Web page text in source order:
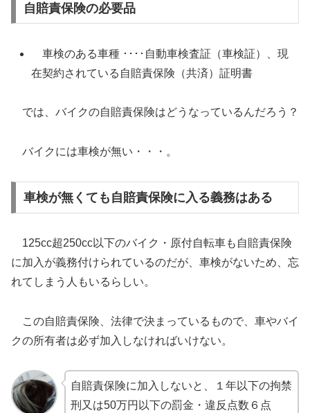
自賠責保険の必要品
車検のある車種 ････自動車検査証（車検証）、現
在契約されている自賠責保険（共済）証明書
では、バイクの自賠責保険はどうなっているんだろう？
バイクには車検が無い・・・。
車検が無くても自賠責保険に入る義務はある
125cc超250cc以下のバイク・原付自転車も自賠責保険
に加入が義務付けられているのだが、車検がないため、忘
れてしまう人もいるらしい。
この自賠責保険、法律で決まっているもので、車やバイ
クの所有者は必ず加入しなければいけない。
自賠責保険に加入しないと、１年以下の拘禁
刑又は50万円以下の罰金・違反点数６点